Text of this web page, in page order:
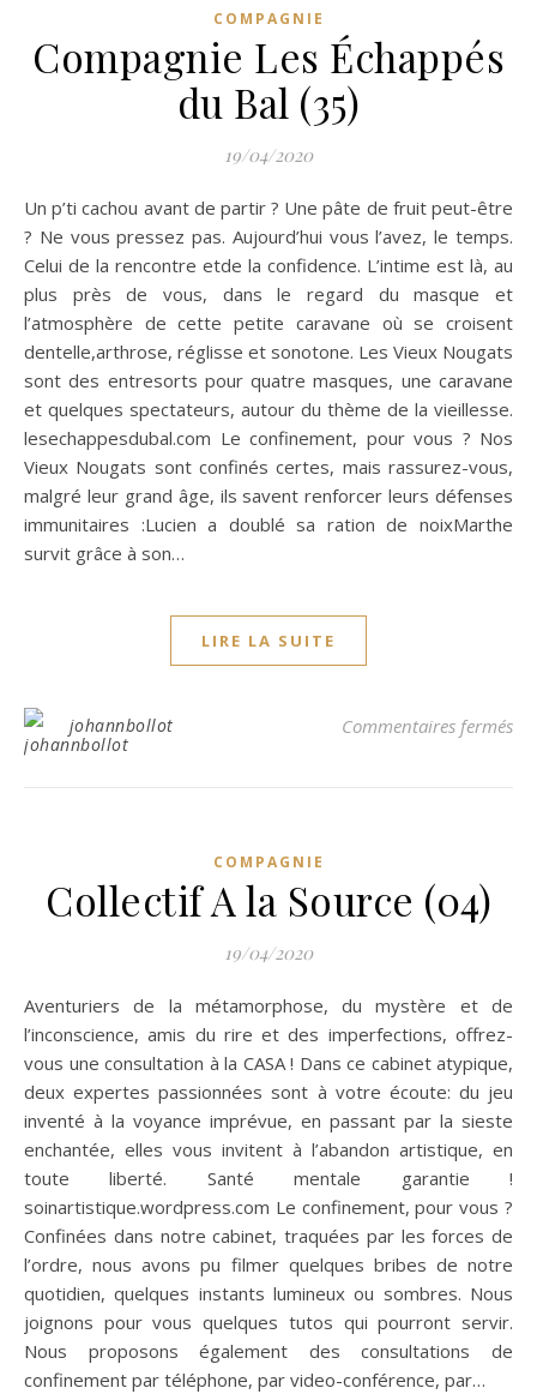
COMPAGNIE
Compagnie Les Échappés
du Bal (35)
19/04/2020
Un p’ti cachou avant de partir ? Une pâte de fruit peut-être
? Ne vous pressez pas. Aujourd’hui vous l’avez, le temps.
Celui de la rencontre etde la confidence. L’intime est là, au
plus près de vous, dans le regard du masque et
l’atmosphère de cette petite caravane où se croisent
dentelle,arthrose, réglisse et sonotone. Les Vieux Nougats
sont des entresorts pour quatre masques, une caravane
et quelques spectateurs, autour du thème de la vieillesse.
lesechappesdubal.com Le confinement, pour vous ? Nos
Vieux Nougats sont confinés certes, mais rassurez-vous,
malgré leur grand âge, ils savent renforcer leurs défenses
immunitaires :Lucien a doublé sa ration de noixMarthe
survit grâce à son…
LIRE LA SUITE
johannbollot Commentaires fermés
COMPAGNIE
Collectif A la Source (04)
19/04/2020
Aventuriers de la métamorphose, du mystère et de
l’inconscience, amis du rire et des imperfections, offrez-
vous une consultation à la CASA ! Dans ce cabinet atypique,
deux expertes passionnées sont à votre écoute: du jeu
inventé à la voyance imprévue, en passant par la sieste
enchantée, elles vous invitent à l’abandon artistique, en
toute liberté. Santé mentale garantie !
soinartistique.wordpress.com Le confinement, pour vous ?
Confinées dans notre cabinet, traquées par les forces de
l’ordre, nous avons pu filmer quelques bribes de notre
quotidien, quelques instants lumineux ou sombres. Nous
joignons pour vous quelques tutos qui pourront servir.
Nous proposons également des consultations de
confinement par téléphone, par video-conférence, par…